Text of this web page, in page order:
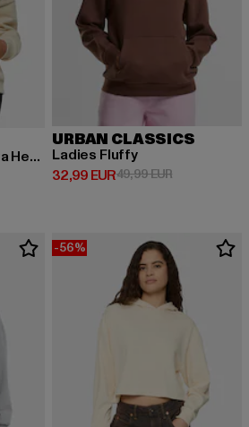
Ladies Oversized Ultra Heavy
79,99 EUR
URBAN CLASSICS
Ladies Fluffy
32,99 EUR
Derzeitiger Preis: 32,99 EUR
49,99 EURAktionspreis:
-56%